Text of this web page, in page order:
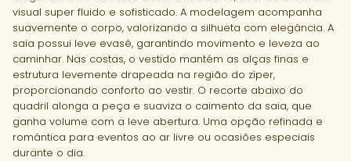
visual super fluido e sofisticado. A modelagem acompanha
suavemente o corpo, valorizando a silhueta com elegância. A
saia possui leve evasê, garantindo movimento e leveza ao
caminhar. Nas costas, o vestido mantém as alças finas e
estrutura levemente drapeada na região do zíper,
proporcionando conforto ao vestir. O recorte abaixo do
quadril alonga a peça e suaviza o caimento da saia, que
ganha volume com a leve abertura. Uma opção refinada e
romântica para eventos ao ar livre ou ocasiões especiais
durante o dia.